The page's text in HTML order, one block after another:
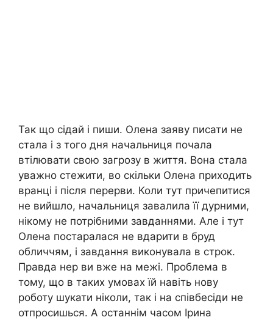
Так що сідай і пиши. Олена заяву писати не
стала і з того дня начальниця почала
втілювати свою загрозу в життя. Вона стала
уважно стежити, во скільки Олена приходить
вранці і після перерви. Коли тут причепитися
не вийшло, начальниця завалила її дурними,
нікому не потрібними завданнями. Але і тут
Олена постаралася не вдарити в бруд
обличчям, і завдання виконувала в строк.
Правда нер ви вже на межі. Проблема в
тому, що в таких умовах їй навіть нову
роботу шукати ніколи, так і на співбесіди не
отпросишься. А останнім часом Ірина